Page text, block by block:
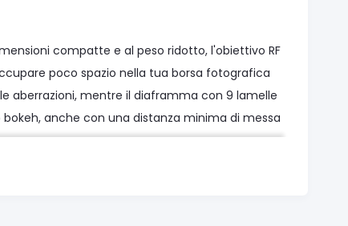
compatte e al peso ridotto, l'obiettivo RF
poco spazio nella tua borsa fotografica
aberrazioni, mentre il diaframma con 9 lamelle
anche con una distanza minima di messa
fino a 5 stop garantisce la massima sicurezza